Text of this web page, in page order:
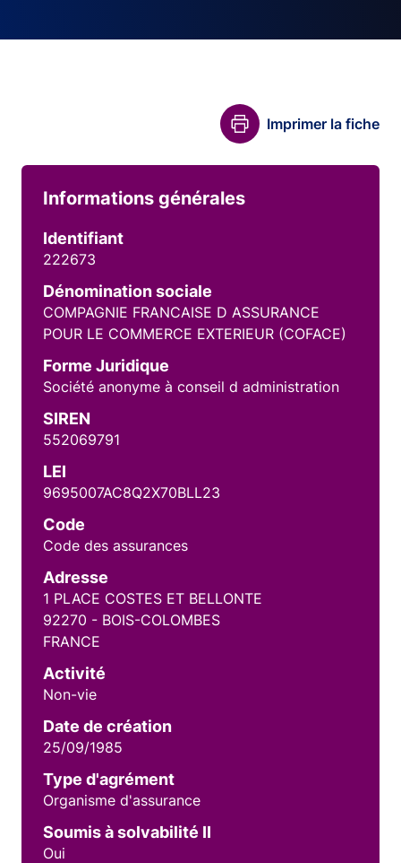
Imprimer la fiche
Informations générales
Identifiant
222673
Dénomination sociale
COMPAGNIE FRANCAISE D ASSURANCE
POUR LE COMMERCE EXTERIEUR (COFACE)
Forme Juridique
Société anonyme à conseil d administration
SIREN
552069791
LEI
9695007AC8Q2X70BLL23
Code
Code des assurances
Adresse
1 PLACE COSTES ET BELLONTE
92270 - BOIS-COLOMBES
FRANCE
Activité
Non-vie
Date de création
25/09/1985
Type d'agrément
Organisme d'assurance
Soumis à solvabilité II
Oui